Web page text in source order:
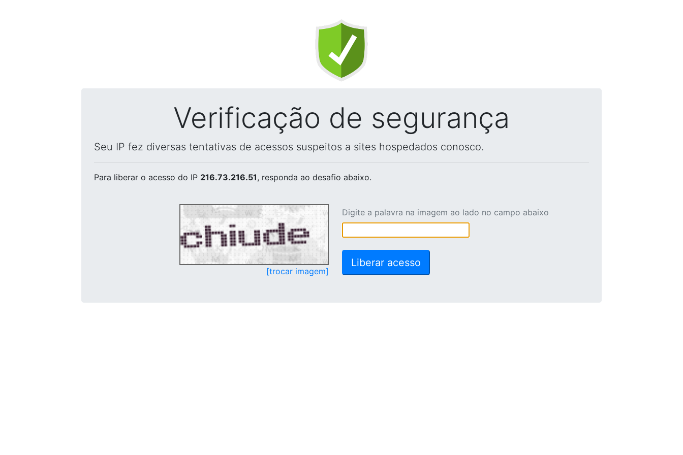
Verificação de segurança
Seu IP fez diversas tentativas de acessos suspeitos a sites hospedados conosco.
Para liberar o acesso do IP 216.73.216.51, responda ao desafio abaixo.
[trocar imagem]
Digite a palavra na imagem ao lado no campo abaixo